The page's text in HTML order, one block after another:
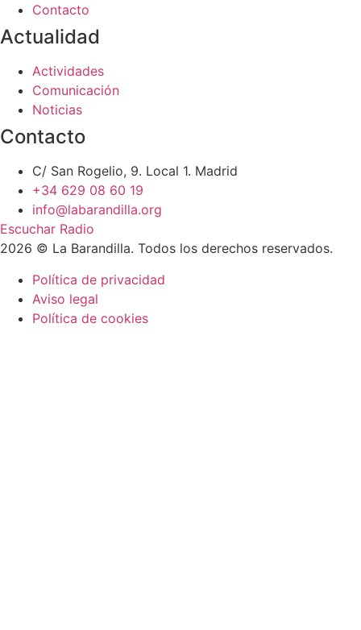
Contacto
Actualidad
Actividades
Comunicación
Noticias
Contacto
C/ San Rogelio, 9. Local 1. Madrid
+34 629 08 60 19
info@labarandilla.org
Escuchar Radio
2026 © La Barandilla. Todos los derechos reservados.
Política de privacidad
Aviso legal
Política de cookies